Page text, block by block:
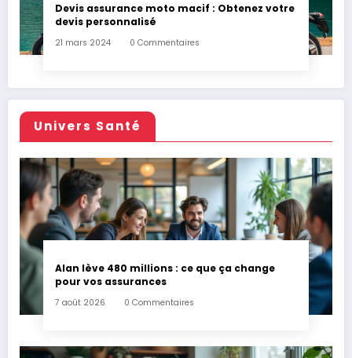
Devis assurance moto macif : Obtenez votre
devis personnalisé
21 mars 2024 0 Commentaires
Univers Santé
Alan lève 480 millions : ce que ça change
pour vos assurances
7 août 2026 0 Commentaires